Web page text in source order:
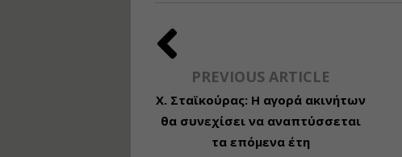
PREVIOUS ARTICLE
Χ. Σταϊκούρας: Η αγορά ακινήτων
θα συνεχίσει να αναπτύσσεται
τα επόμενα έτη